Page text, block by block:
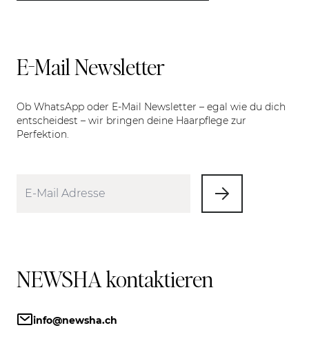
E-Mail Newsletter
Ob WhatsApp oder E-Mail Newsletter – egal wie du dich
entscheidest – wir bringen deine Haarpflege zur
Perfektion.
NEWSHA kontaktieren
info@newsha.ch